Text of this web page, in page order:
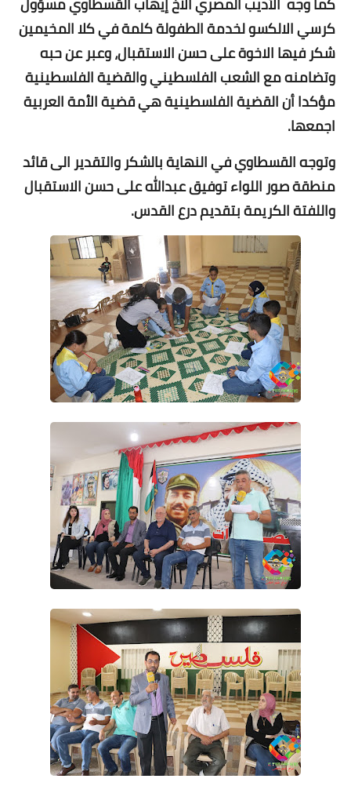
كرسي الالكسو لخدمة الطفولة كلمة في كلا المخيمين
شكر فيها الاخوة على حسن الاستقبال، وعبر عن حبه
وتضامنه مع الشعب الفلسطيني والقضية الفلسطينية
مؤكداأن القضية الفلسطينية هي قضيةالأمةالعربية
اجمعها.
وتوجه القسطاوي في النهاية بالشكر والتقدير الى قائد
منطقة صور اللواء توفيق عبدالله على حسن الاستقبال
واللفتة الكريمة بتقديم درع القدس.